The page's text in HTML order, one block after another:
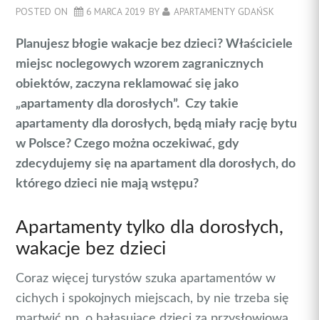
POSTED ON 6 MARCA 2019 BY APARTAMENTY GDAŃSK
Planujesz błogie wakacje bez dzieci? Właściciele
miejsc noclegowych wzorem zagranicznych
obiektów, zaczyna reklamować się jako
„apartamenty dla dorosłych”. Czy takie
apartamenty dla dorosłych, będą miały rację bytu
w Polsce? Czego można oczekiwać, gdy
zdecydujemy się na apartament dla dorosłych, do
którego dzieci nie mają wstępu?
Apartamenty tylko dla dorosłych,
wakacje bez dzieci
Coraz więcej turystów szuka apartamentów w
cichych i spokojnych miejscach, by nie trzeba się